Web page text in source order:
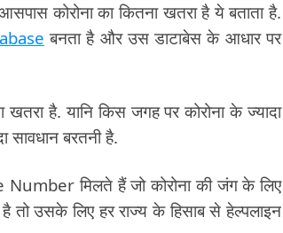
कोरोना का कितना खतरा है ये बताता है.
बनता है और उस डाटाबेस के आधार पर
है. यानि किस जगह पर कोरोना के ज्यादा
बरतनी है.
मिलते हैं जो कोरोना की जंग के लिए
तो उसके लिए हर राज्य के हिसाब से हेल्पलाइन